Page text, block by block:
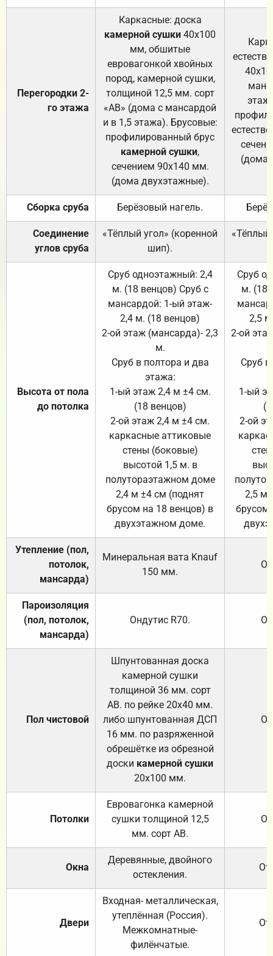
Перегородки 2-
го этажа
Каркасные: доска
камерной сушки 40х100
мм, обшитые
евровагонкой хвойных
пород, камерной сушки,
толщиной 12,5 мм. сорт
«АВ» (дома с мансардой
и в 1,5 этажа). Брусовые:
профилированный брус
камерной сушки,
сечением 90х140 мм.
(дома двухэтажные).
(дома
Сборка сруба Берёзовый нагель.
Соединение
углов сруба
«Тёплый угол» (коренной
шип).
«Тёплый
Высота от пола
до потолка
Сруб одноэтажный: 2,4
м. (18 венцов) Сруб с
мансардой: 1-ый этаж-
2,4 м. (18 венцов)
2-ой этаж (мансарда)- 2,3
м.
Сруб в полтора и два
этажа:
1-ый этаж 2,4 м ±4 см.
(18 венцов)
2-ой этаж 2,4 м ±4 см.
каркасные аттиковые
стены (боковые)
высотой 1,5 м. в
полутораэтажном доме
2,4 м ±4 см (поднят
брусом на 18 венцов) в
двухэтажном доме.
Сруб
м. (18
2,5
2-ой
Сруб
1-ый
2-ой
2,5 м
брусом
Утепление (пол,
потолок,
мансарда)
Минеральная вата Knauf
150 мм.
Пароизоляция
(пол, потолок,
мансарда)
Ондутис R70.
Пол чистовой
Шпунтованная доска
камерной сушки
толщиной 36 мм. сорт
АВ. по рейке 20х40 мм.
либо шпунтованная ДСП
16 мм. по разряженной
обрешётке из обрезной
доски камерной сушки
20х100 мм.
Потолки
Евровагонка камерной
сушки толщиной 12,5
мм. сорт АВ.
Окна
Деревянные, двойного
остекления.
Двери
Входная- металлическая,
утеплённая (Россия).
Межкомнатные-
филёнчатые.